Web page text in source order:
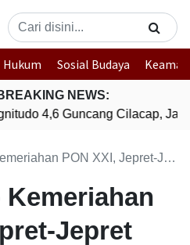
Hukum Sosial Budaya
NEWS:
4,6 Guncang Cilacap,
PON XXI, Jepret-Jepret Berhadiah
Jepret